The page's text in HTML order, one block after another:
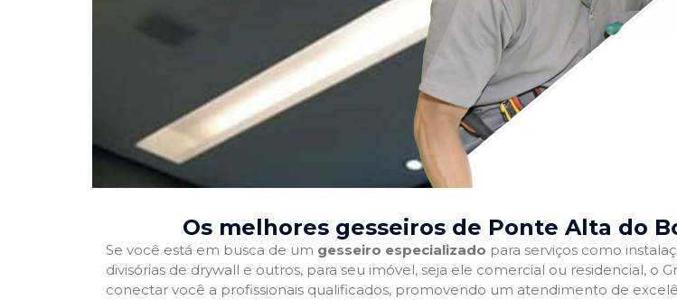
Os melhores gesseiros de Ponte Alta do
Se você está em busca de um gesseiro especializado para serviços como
divisórias de drywall e outros, para seu imóvel, seja ele comercial ou residencial, o
conectar você a profissionais qualificados, promovendo um atendimento de